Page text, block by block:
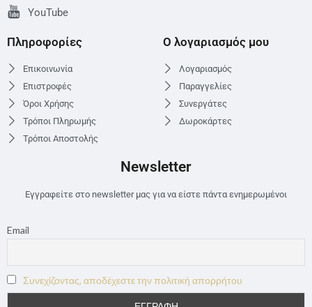
YouTube
Πληροφορίες
Επικοινωνία
Επιστροφές
Όροι Χρήσης
Τρόποι Πληρωμής
Τρόποι Αποστολής
Ο λογαριασμός μου
Λογαριασμός
Παραγγελίες
Συνεργάτες
Δωροκάρτες
Newsletter
Εγγραφείτε στο newsletter μας για να είστε πάντα ενημερωμένοι
Email
Συνεχίζοντας, αποδέχεστε την πολιτική απορρήτου